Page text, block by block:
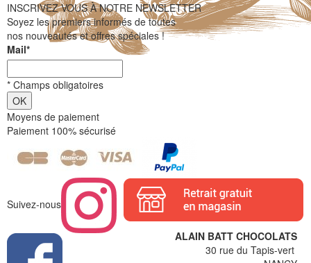
INSCRIVEZ VOUS À NOTRE NEWSLETTER
Soyez les premiers informés de toutes
nos nouveautés et offres spéciales !
Mail*
* Champs obligatoires
Moyens de paiement
Paiement 100% sécurisé
ALAIN BATT CHOCOLATS
30 rue du Tapis-vert
Suivez-nous